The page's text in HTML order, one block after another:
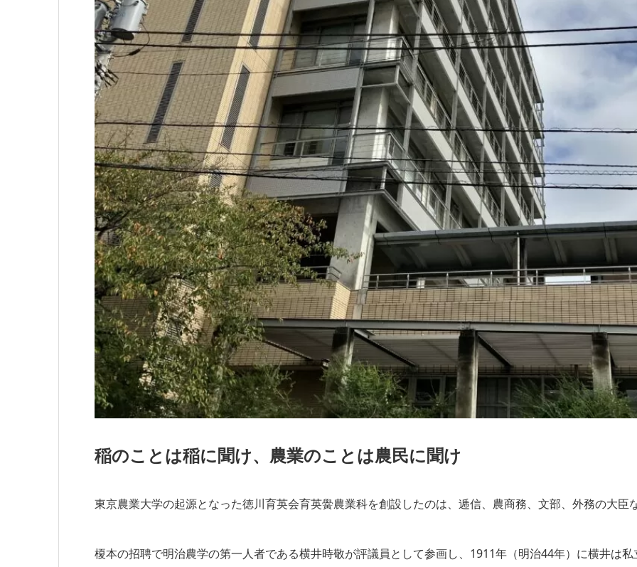
稲のことは稲に聞け、農業のことは農民に聞け
東京農業大学の起源となった徳川育英会育英黌農業科を創設したのは、逓信、農商務、文部、外務の大臣
榎本の招聘で明治農学の第一人者である横井時敬が評議員として参画し、1911年（明治44年）に横井は